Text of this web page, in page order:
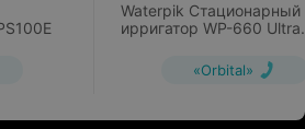
Waterpik Стационарный
ирригатор WP-660 Ultra
«Orbital»